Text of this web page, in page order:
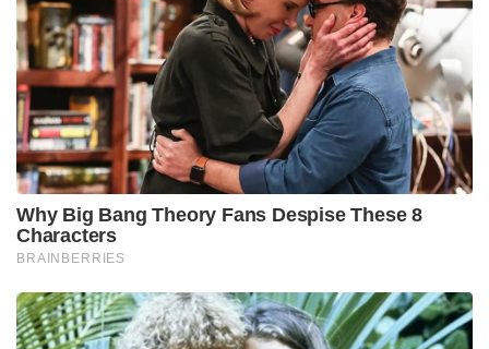
Why Big Bang Theory Fans Despise These 8
Characters
BRAINBERRIES